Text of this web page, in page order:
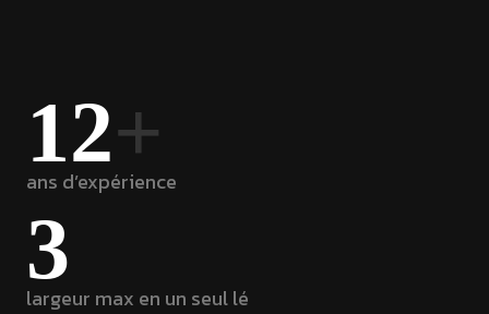
12+
ans d’expérience
3
largeur max en un seul lé